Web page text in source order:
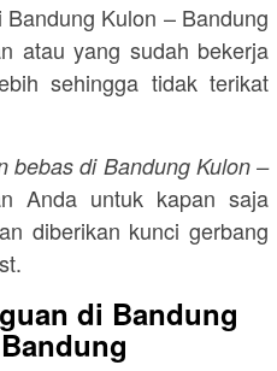
Kulon – Bandung
atau yang sudah bekerja
sehingga tidak terikat
bebas di Bandung Kulon –
Anda untuk kapan saja
diberikan kunci gerbang
di Bandung